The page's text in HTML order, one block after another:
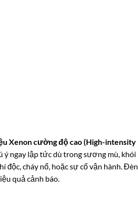
Xenon cường độ cao (High-intensity
ý ngay lập tức dù trong sương mù, khói
độc, cháy nổ, hoặc sự cố vận hành. Đèn
quả cảnh báo.